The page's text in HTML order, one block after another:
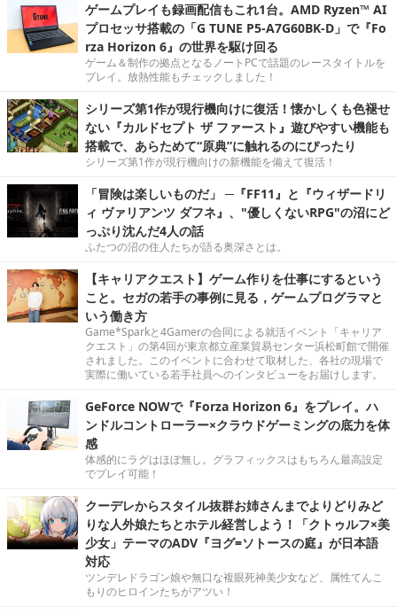
ゲームプレイも録画配信もこれ1台。AMD Ryzen™ AI
プロセッサ搭載の「G TUNE P5-A7G60BK-D」で『Fo
rza Horizon 6』の世界を駆け回る
ゲーム＆制作の拠点となるノートPCで話題のレースタイトルを
プレイ。放熱性能もチェックしました！
シリーズ第1作が現行機向けに復活！懐かしくも色褪せ
ない『カルドセプト ザ ファースト』遊びやすい機能も
搭載で、あらためて“原典”に触れるのにぴったり
シリーズ第1作が現行機向けの新機能を備えて復活！
「冒険は楽しいものだ」 ─『FF11』と『ウィザードリ
ィ ヴァリアンツ ダフネ』、"優しくないRPG"の沼にど
っぷり沈んだ4人の話
ふたつの沼の住人たちが語る奥深さとは。
【キャリアクエスト】ゲーム作りを仕事にするという
こと。セガの若手の事例に見る，ゲームプログラマと
いう働き方
Game*Sparkと4Gamerの合同による就活イベント「キャリア
クエスト」の第4回が東京都立産業貿易センター浜松町館で開催
されました。このイベントに合わせて取材した、各社の現場で
実際に働いている若手社員へのインタビューをお届けします。
GeForce NOWで『Forza Horizon 6』をプレイ。ハ
ンドルコントローラー×クラウドゲーミングの底力を体
感
体感的にラグはほぼ無し。グラフィックスはもちろん最高設定
でプレイ可能！
クーデレからスタイル抜群お姉さんまでよりどりみど
りな人外娘たちとホテル経営しよう！「クトゥルフ×美
少女」テーマのADV『ヨグ=ソトースの庭』が日本語
対応
ツンデレドラゴン娘や無口な複眼死神美少女など、属性てんこ
もりのヒロインたちがアツい！